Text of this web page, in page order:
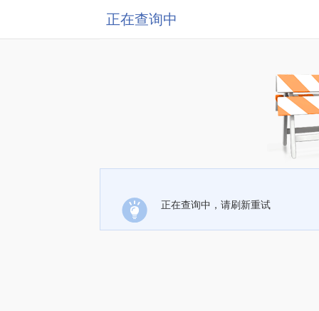
正在查询中
正在查询中，请刷新重试